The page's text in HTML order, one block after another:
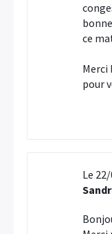
ce
Merci
pour
Le